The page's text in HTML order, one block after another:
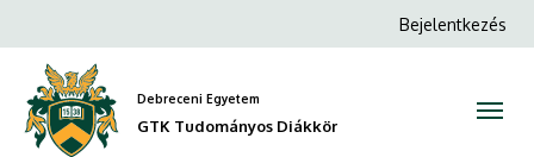
GTK
a
tartalomra
Anonim
Bejelentkezés
Debreceni Egyetem
GTK Tudományos Diákkör